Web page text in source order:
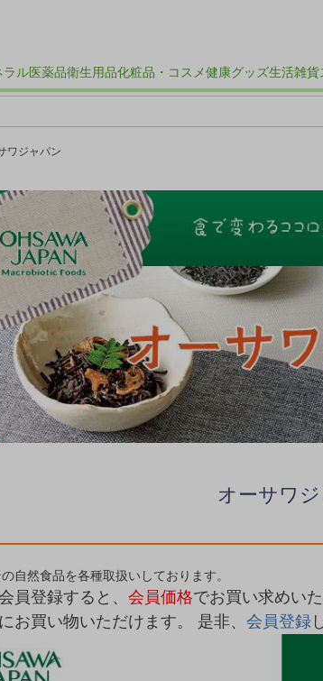
ラル医薬品衛生用品化粧品・コスメ健康グッズ生活雑貨
ワジャパン
オーサワ
自然食品を各種取扱いしております。
員登録すると、 会員価格でお買い求めい
お買い物いただけます。 是非、 会員登録